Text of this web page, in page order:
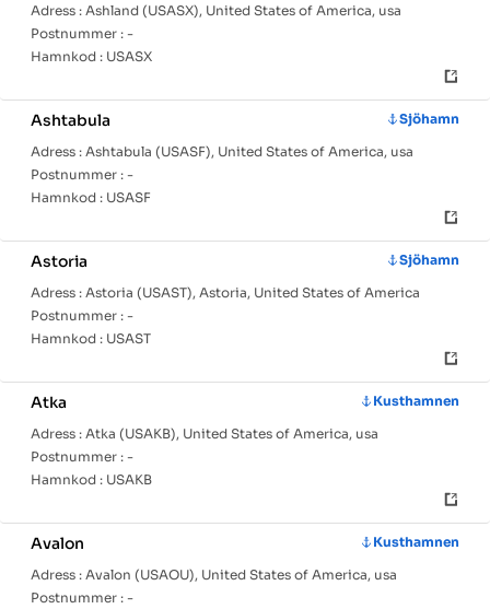
Adress : Ashland (USASX), United States of America, usa
Postnummer : -
Hamnkod : USASX
Ashtabula
Sjöhamn
Adress : Ashtabula (USASF), United States of America, usa
Postnummer : -
Hamnkod : USASF
Astoria
Sjöhamn
Adress : Astoria (USAST), Astoria, United States of America
Postnummer : -
Hamnkod : USAST
Atka
Kusthamnen
Adress : Atka (USAKB), United States of America, usa
Postnummer : -
Hamnkod : USAKB
Avalon
Kusthamnen
Adress : Avalon (USAOU), United States of America, usa
Postnummer : -